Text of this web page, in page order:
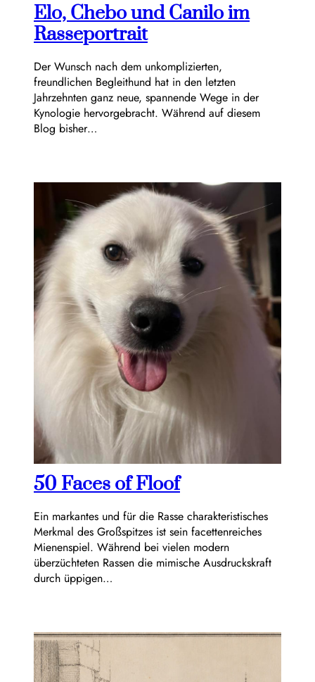
Elo, Chebo und Canilo im
Rasseportrait
Der Wunsch nach dem unkomplizierten,
freundlichen Begleithund hat in den letzten
Jahrzehnten ganz neue, spannende Wege in der
Kynologie hervorgebracht. Während auf diesem
Blog bisher…
50 Faces of Floof
Ein markantes und für die Rasse charakteristisches
Merkmal des Großspitzes ist sein facettenreiches
Mienenspiel. Während bei vielen modern
überzüchteten Rassen die mimische Ausdruckskraft
durch üppigen…